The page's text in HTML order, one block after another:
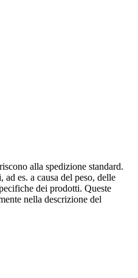
alla spedizione standard.
es. a causa del peso, delle
dei prodotti. Queste
nella descrizione del